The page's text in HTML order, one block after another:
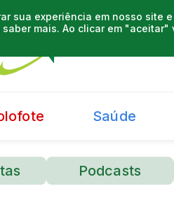
sua experiência em nosso site
saber mais. Ao clicar em
Saúde
Podcasts